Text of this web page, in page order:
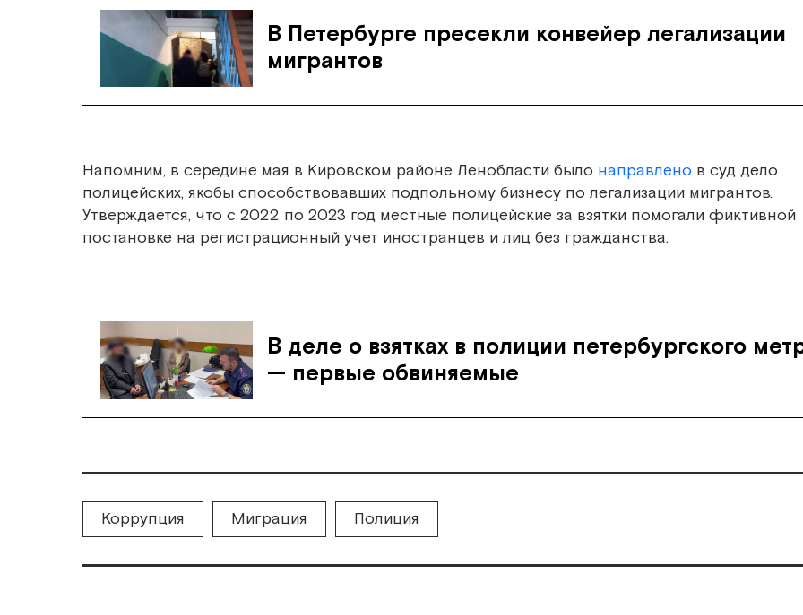
В Петербурге пресекли конвейер легализации
мигрантов
Напомним, в середине мая в Кировском районе Ленобласти было направлено в суд дело
полицейских, якобы способствовавших подпольному бизнесу по легализации мигрантов.
Утверждается, что с 2022 по 2023 год местные полицейские за взятки помогали фиктивной
постановке на регистрационный учет иностранцев и лиц без гражданства.
В деле о взятках в полиции петербургского
— первые обвиняемые
Коррупция Миграция Полиция